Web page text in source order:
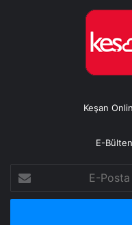
Keşan
E-
Posta
adresinizi